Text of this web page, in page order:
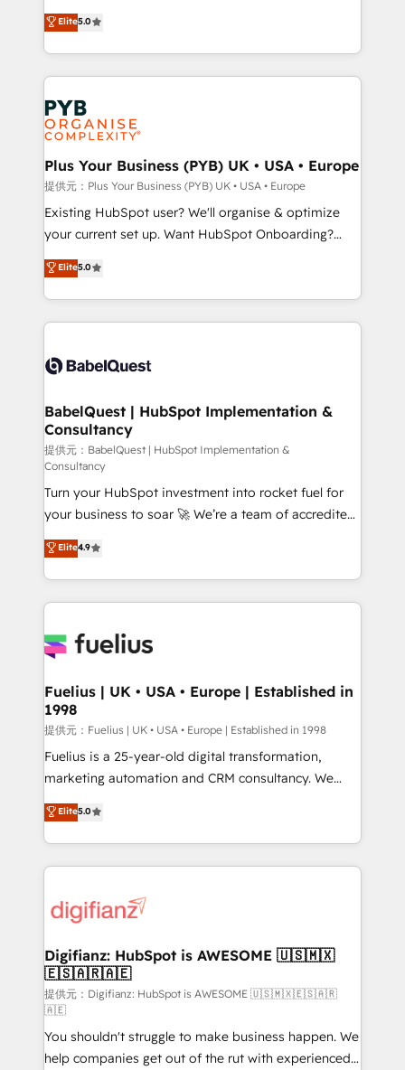
methodology will ensure that you receive the best
deployment experience possible. Whether you are
new to HubSpot or seeking to turn around a poor
install, our team have the change management
expertise to deliver the solutions you need.
automation, CRM and RevOps consulting, data
architecture, sales enablement, lifecycle automation,
lead scoring and revenue reporting. HubSpot,
Salesforce and integrated enterprise stacks. Digital
Marketing, Answer Engine Optimisation, and
Generative Engine Optimisation (AI Search),
HubSpot Content Hub, WordPress development,
B2B SEO, paid media, and content. We work with
enterprise and growth-led companies across
technology, professional services, financial services
and industrial sectors. Offices in Johannesburg, Cape
implementations delivered. AI visibility coverage
across ChatGPT, Claude, Perplexity, Gemini and
Innovation HubSpot Impact Award - Platform
Migration Excellence HubSpot Impact Award -
professionals.
Elite5.0
Plus Your Business (PYB) UK • USA • Europe
提供元：Plus Your Business (PYB) UK • USA • Europe
Existing HubSpot user? We'll organise & optimize
your current set up. Want HubSpot Onboarding?
We'll customise your CRM & automate your business
processes. Welcome to our Profile! We can help
with... • CRM implementation, reports & workflows,
and team training • CRM migration: Salesforce,
Custom API integrations & ERP systems inc. SAP and
super skilled members) • 150+ Clients for Sales Hub,
Marketing Hub, Service Hub, Data Hub and Website
(CMS) • ISO/IEC 27001:2022, ISO 9001:2015 and
now... ISO 42001: 2023 certified • Exclusive AI
'GuardHub' governance framework, based on ISO
42001 - helping you 'organise complexity' 𝗥𝗲𝗮𝗱𝘆
𝗳𝗼𝗿 𝘁𝗵𝗲 𝗻𝗲𝘅𝘁 𝘀𝘁𝗲𝗽? Click the 👈 '𝗖𝗼𝗻𝘁𝗮𝗰𝘁
𝗯𝘂𝘀𝗶𝗻𝗲𝘀𝘀' button to get in touch (𝘸𝘦'𝘳𝘦 𝘴𝘶𝘱𝘦𝘳
𝘳𝘦𝘴𝘱𝘰𝘯𝘴𝘪𝘷𝘦)
Elite5.0
BabelQuest | HubSpot Implementation &
Consultancy
提供元：BabelQuest | HubSpot Implementation &
Consultancy
Turn your HubSpot investment into rocket fuel for
your business to soar 🚀 We’re a team of accredited
HubSpot experts ready to help you. We can
implement the platform into complex business
environments, optimise what you've got and make
sure you can actually use it, build your website in
for you and execute it on HubSpot. We are on the
framework, meaning we've been accredited by
HubSpot and vetted by the CCS, which means we
can support public sector companies as well the
other ones listed in our profile. Our services: -
HubSpot implementation - HubSpot CMS website
is there for you to: - Grow revenue, and run your
business more efficiently - Build stronger
more people - Get the most out of your HubSpot
investment
Elite4.9
Fuelius | UK • USA • Europe | Established in
1998
提供元：Fuelius | UK • USA • Europe | Established in 1998
Fuelius is a 25-year-old digital transformation,
marketing automation and CRM consultancy. We
enable mid-market and enterprise clients to
maximise their return from digital and fuel their
growth. We modernise platforms, streamline
operations that are causing inefficiencies, improve
supercharge revenue operations Key services: • CRM
Transformation / Web Development • RevOps &
Sales Consulting • Marketing Automation What
makes us different? 🚀 Top 0.5% of global HubSpot
agencies ⚙️ The strongest technical ability and
integration capabilities 💼 Consultative, long-term
partners who will embed ourselves into your
Elite5.0
Digifianz: HubSpot is AWESOME 🇺🇸🇲🇽
🇪🇸🇦🇷🇦🇪
提供元：Digifianz: HubSpot is AWESOME 🇺🇸🇲🇽🇪🇸🇦🇷
🇦🇪
You shouldn't struggle to make business happen. We
help companies get out of the rut with experienced,